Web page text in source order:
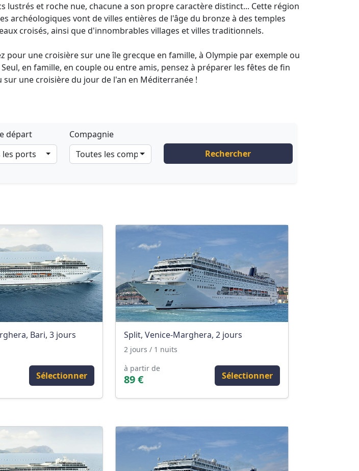
et roche nue, chacune a son propre caractère distinct... Cette région
archéologiques vont de villes entières de l'âge du bronze à des temples
croisés, ainsi que d'innombrables villages et villes traditionnels.
une croisière sur une île grecque en famille, à Olympie par exemple ou
en famille, en couple ou entre amis, pensez à préparer les fêtes de fin
sur une croisière du jour de l'an en Méditerranée !
départ
les ports
Compagnie
Toutes les compagnies
Rechercher
Bari, 3 jours
Sélectionner
Split, Venice-Marghera, 2 jours
2 jours / 1 nuits
à partir de
89 € Sélectionner